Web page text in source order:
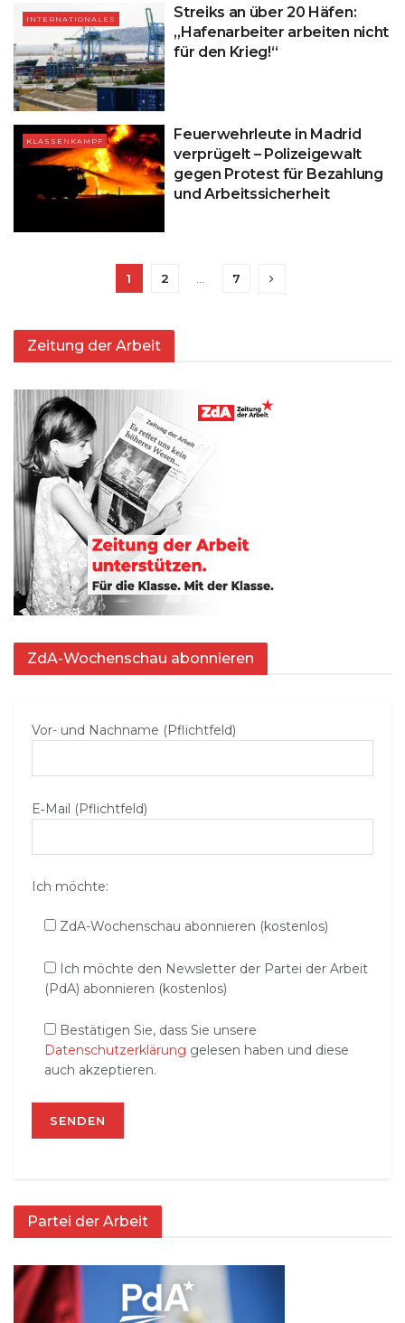
INTERNATIONALES
Streiks an über 20 Häfen:
„Hafenarbeiter arbeiten nicht
für den Krieg!“
KLASSENKAMPF
Feuerwehrleute in Madrid
verprügelt – Polizeigewalt
gegen Protest für Bezahlung
und Arbeitssicherheit
1 2 … 7
Zeitung der Arbeit
ZdA-Wochenschau abonnieren
Vor- und Nachname (Pflichtfeld)
E‑Mail (Pflichtfeld)
Ich möchte:
ZdA-Wochenschau abonnieren (kostenlos)
Ich möchte den Newsletter der Partei der Arbeit
(PdA) abonnieren (kostenlos)
Bestätigen Sie, dass Sie unsere
Datenschutzerklärung gelesen haben und diese
auch akzeptieren.
Partei der Arbeit